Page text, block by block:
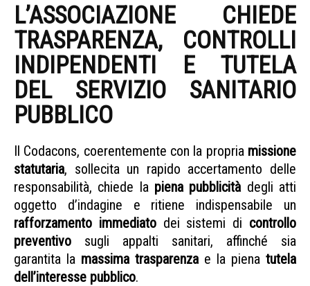
L’ASSOCIAZIONE CHIEDE
TRASPARENZA, CONTROLLI
INDIPENDENTI E TUTELA
DEL SERVIZIO SANITARIO
PUBBLICO
Il Codacons, coerentemente con la propria missione
statutaria, sollecita un rapido accertamento delle
responsabilità, chiede la piena pubblicità degli atti
oggetto d’indagine e ritiene indispensabile un
rafforzamento immediatodei sistemi di controllo
preventivo sugli appalti sanitari, affinché sia
garantita la massima trasparenza e la piena tutela
dell’interesse pubblico.